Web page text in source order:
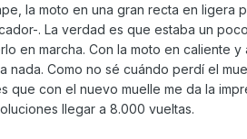
la moto en una gran recta en ligera
. La verdad es que estaba un
en marcha. Con la moto en caliente y
nada. Como no sé cuándo perdí el
que con el nuevo muelle me da la
llegar a 8.000 vueltas.